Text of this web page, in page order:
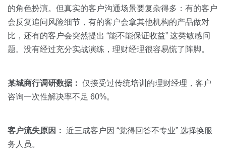
的角色扮演。但真实的客户沟通场景要复杂得多：有的客户
会反复追问风险细节，有的客户会拿其他机构的产品做对
比，还有的客户会突然提出 “能不能保证收益” 这类敏感问
题。没有经过充分实战演练，理财经理很容易慌了阵脚。
某城商行调研数据： 仅接受过传统培训的理财经理，客户
咨询一次性解决率不足 60%。
客户流失原因： 近三成客户因 “觉得回答不专业” 选择换服
务人员。